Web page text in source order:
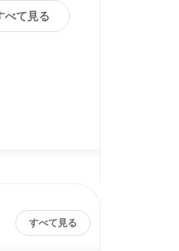
べて見る
すべて見る